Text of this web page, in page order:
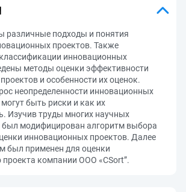
различные подходы и понятия
проектов. Также
инновационных
методы оценки эффективности
и особенности их оценок.
неопределенности инновационных
быть риски и как их
Изучив труды многих научных
был модифицирован алгоритм выбора
инновационных проектов. Далее
был применен для оценки
проекта компании ООО «CSort”.